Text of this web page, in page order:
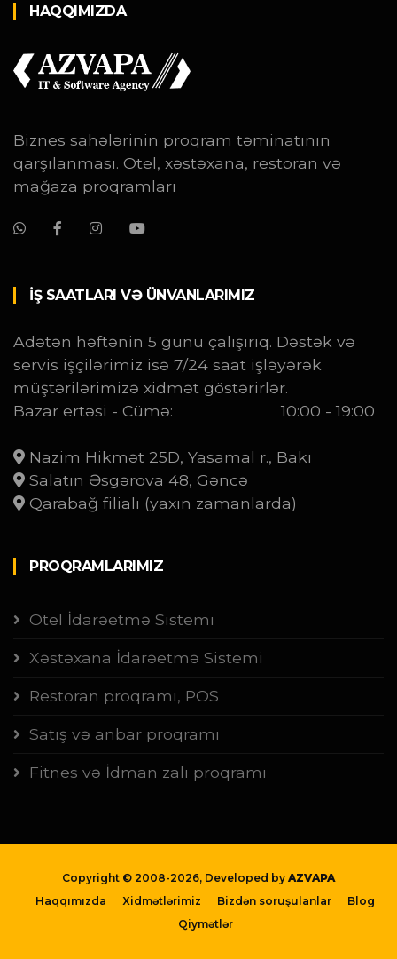
HAQQIMIZDA
Biznes sahələrinin proqram təminatının
qarşılanması. Otel, xəstəxana, restoran və
mağaza proqramları
İŞ SAATLARI VƏ ÜNVANLARIMIZ
Adətən həftənin 5 günü çalışırıq. Dəstək və
servis işçilərimiz isə 7/24 saat işləyərək
müştərilərimizə xidmət göstərirlər.
Bazar ertəsi - Cümə:
10:00 - 19:00
Nazim Hikmət 25D, Yasamal r., Bakı
Salatın Əsgərova 48, Gəncə
Qarabağ filialı (yaxın zamanlarda)
PROQRAMLARIMIZ
Otel İdarəetmə Sistemi
Xəstəxana İdarəetmə Sistemi
Restoran proqramı, POS
Satış və anbar proqramı
Fitnes və İdman zalı proqramı
Copyright © 2008-2026, Developed by AZVAPA
Haqqımızda
Xidmətlərimiz Bizdən soruşulanlar
Blog
Qiymətlər